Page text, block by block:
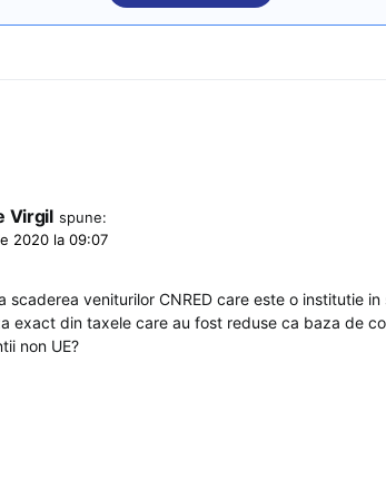
Virgil spune:
2020 la 09:07
scaderea veniturilor CNRED care este o institutie
exact din taxele care au fost reduse ca baza de
non UE?